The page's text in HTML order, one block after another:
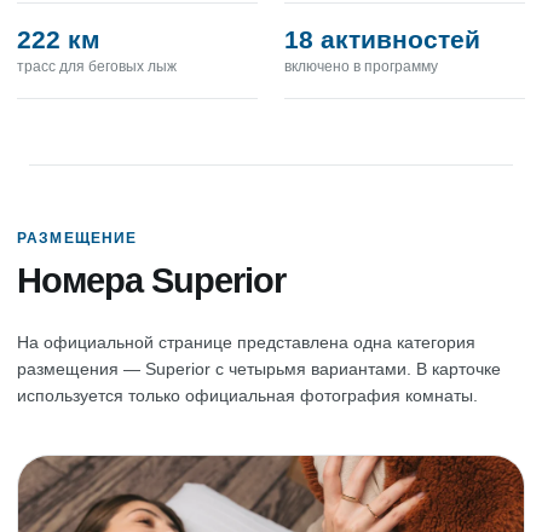
222 км
трасс для беговых лыж
18 активностей
включено в программу
РАЗМЕЩЕНИЕ
Номера Superior
На официальной странице представлена одна категория
размещения — Superior с четырьмя вариантами. В карточке
используется только официальная фотография комнаты.